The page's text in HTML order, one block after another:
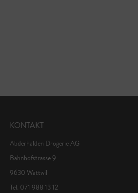
KONTAKT
Abderhalden Drogerie AG
Bahnhofstrasse 9
9630 Wattwil
Tel. 071 988 13 12